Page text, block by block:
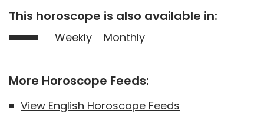
This horoscope is also available in:
Weekly Monthly
More Horoscope Feeds:
View English Horoscope Feeds